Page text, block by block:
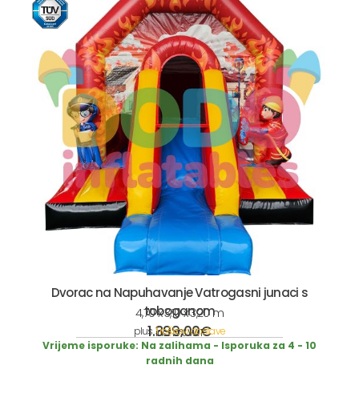
Dvorac na Napuhavanje Vatrogasni junaci s
toboganom
4,70 x 3,10 x 3,20 m
1.399,00€
incl. 19% VAT
plusTroškovi dostave
Vrijeme isporuke: Na zalihama - Isporuka za 4 - 10
radnih dana